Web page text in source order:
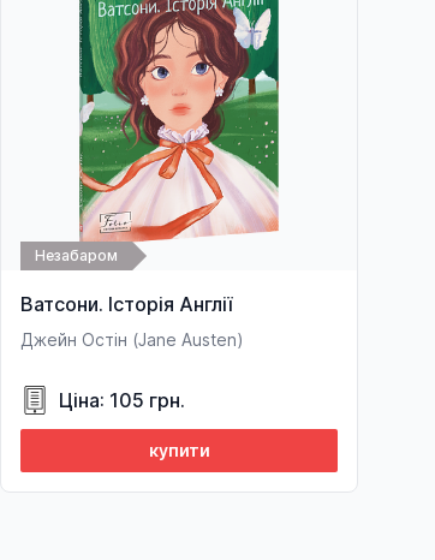
Незабаром
Ватсони. Історія Англії
Джейн Остін (Jane Austen)
Ціна: 105 грн.
купити